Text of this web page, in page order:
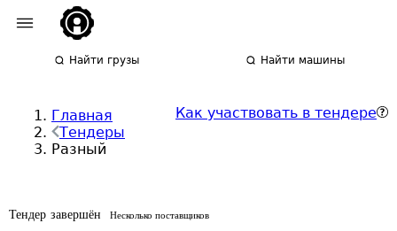
Найти грузы Найти машины
Главная
Тендеры
Разный
Как участвовать в тендере
Тендер завершён Несколько поставщиков